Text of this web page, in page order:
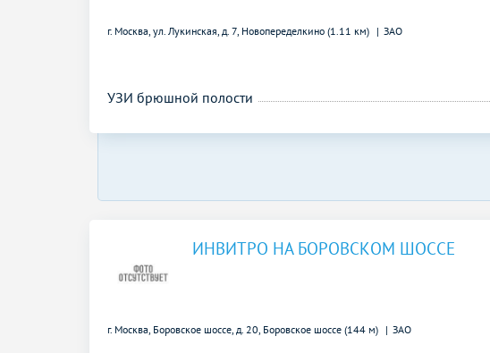
г. Москва, ул. Лукинская, д. 7, Новопеределкино (1.11 км) ЗАО
УЗИ брюшной полости
ИНВИТРО НА БОРОВСКОМ ШОССЕ
г. Москва, Боровское шоссе, д. 20, Боровское шоссе (144 м) ЗАО